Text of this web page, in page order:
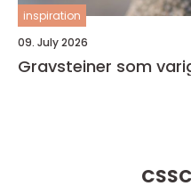
inspiration
09. July 2026
Gravsteiner som